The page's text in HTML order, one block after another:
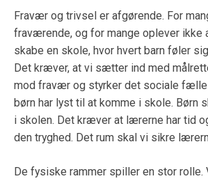
Fravær og trivsel er afgørende. For
fraværende, og for mange oplever ikke
skabe en skole, hvor hvert barn føler
Det kræver, at vi sætter ind med
mod fravær og styrker det sociale
børn har lyst til at komme i skole. Børn
i skolen. Det kræver at lærerne har tid
den tryghed. Det rum skal vi sikre
De fysiske rammer spiller en stor rolle.